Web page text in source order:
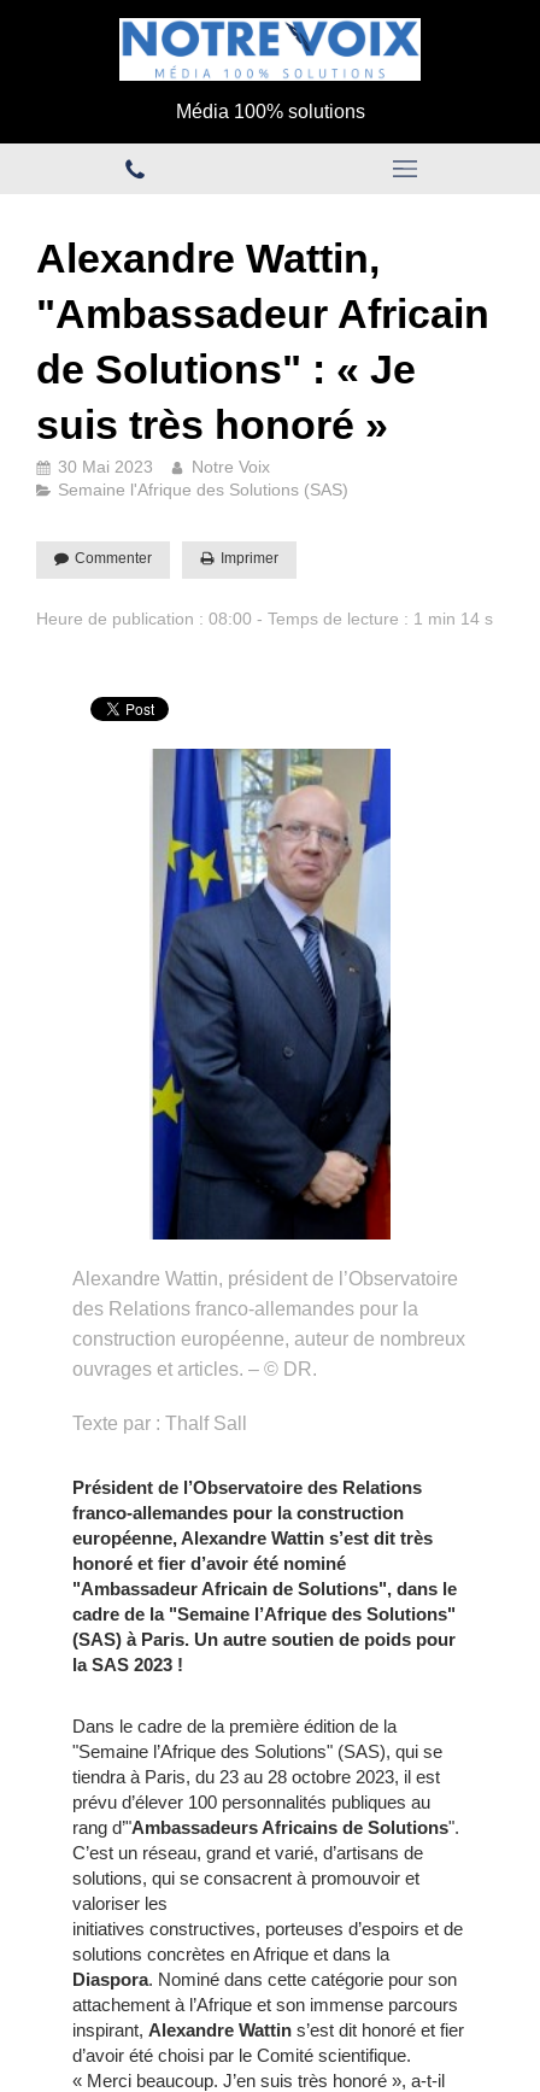
Média 100% solutions
Alexandre Wattin,
"Ambassadeur Africain
de Solutions" : « Je
suis très honoré »
30 Mai 2023
Notre Voix
Semaine l'Afrique des Solutions (SAS)
Commenter Imprimer
Heure de publication : 08:00 - Temps de lecture : 1 min 14 s
Alexandre Wattin, président de l’Observatoire
des Relations franco-allemandes pour la
construction européenne, auteur de nombreux
ouvrages et articles. – © DR.
Texte par : Thalf Sall
Président de l’Observatoire des Relations
franco-allemandes pour la construction
européenne, Alexandre Wattin s’est dit très
honoré et fier d’avoir été nominé
"Ambassadeur Africain de Solutions", dans le
cadre de la "Semaine l’Afrique des Solutions"
(SAS) à Paris. Un autre soutien de poids pour
la SAS 2023 !
Dans le cadre de la première édition de la
"Semaine l’Afrique des Solutions" (SAS), qui se
tiendra à Paris, du 23 au 28 octobre 2023, il est
prévu d’élever 100 personnalités publiques au
rang d’"Ambassadeurs Africains de Solutions".
C’est un réseau, grand et varié, d’artisans de
solutions, qui se consacrent à promouvoir et
valoriser les
initiatives constructives, porteuses d’espoirs et de
solutions concrètes en Afrique et dans la
Diaspora. Nominé dans cette catégorie pour son
attachement à l’Afrique et son immense parcours
inspirant, Alexandre Wattin s’est dit honoré et fier
d’avoir été choisi par le Comité scientifique.
« Merci beaucoup. J’en suis très honoré », a-t-il